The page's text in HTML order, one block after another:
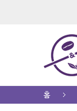
홈